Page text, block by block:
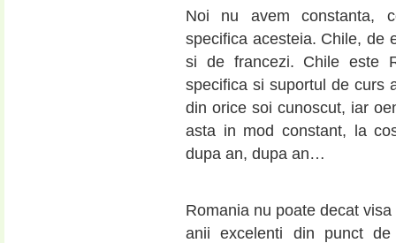
Noi nu avem constanta,
specifica acesteia. Chile, de
si de francezi. Chile este
specifica si suportul de curs
din orice soi cunoscut, iar
asta in mod constant, la
dupa an, dupa an…
Romania nu poate decat
anii excelenti din punct